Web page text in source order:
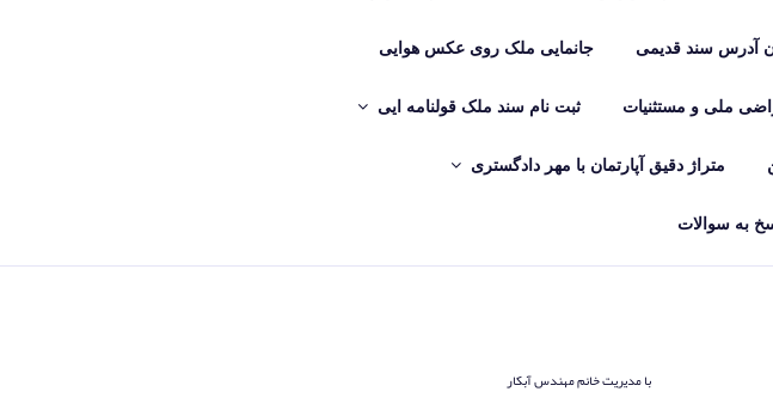
آدرس سند قدیمی جانمایی ملک روی عکس هوایی
ملی و مستثنیات ثبت نام سند ملک قولنامه ایی
متراژ دقیق آپارتمان با مهر دادگستری
به سوالات
با مدیریت خانم مهندس آبکار